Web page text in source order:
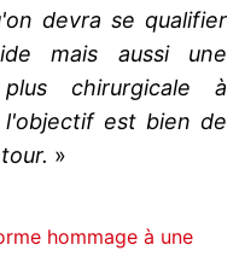
devra se qualifier
mais aussi une
chirurgicale à
l'objectif est bien de
»
hommage à une